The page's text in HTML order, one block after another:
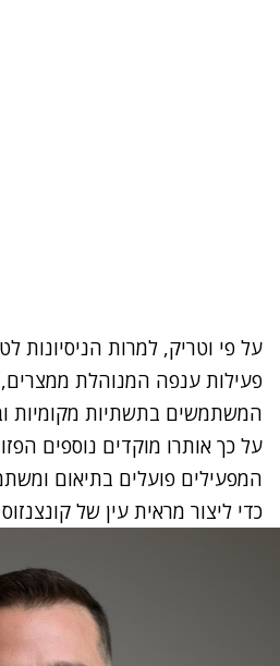
על פי וטריק, למרות הניסיונות
פעילות ענפה המנוהלת
המשתמשים בתשתיות מקומיות
על כך אותרו מוקדים נוספים
המפעילים פועלים בתיאום
כדי ליצור מראית עין של